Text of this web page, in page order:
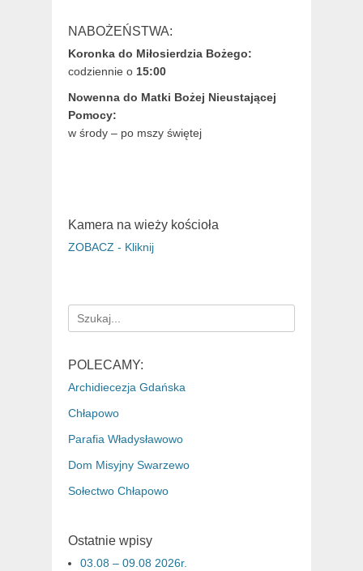
NABOŻEŃSTWA:
Koronka do Miłosierdzia Bożego:
codziennie o 15:00
Nowenna do Matki Bożej Nieustającej
Pomocy:
w środy – po mszy świętej
Kamera na wieży kościoła
ZOBACZ - Kliknij
Search
for:
POLECAMY:
Archidiecezja Gdańska
Chłapowo
Parafia Władysławowo
Dom Misyjny Swarzewo
Sołectwo Chłapowo
Ostatnie wpisy
03.08 – 09.08 2026r.